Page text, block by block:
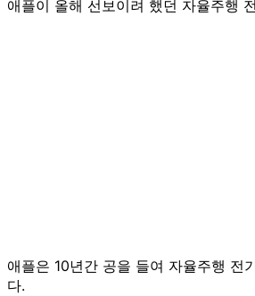
애플이 올해 선보이려 했던 자율주행
애플은 10년간 공을 들여 자율주행 전
다.